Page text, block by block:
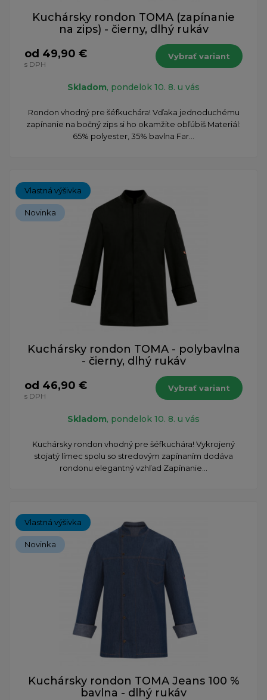
Kuchársky rondon TOMA (zapínanie
na zips) - čierny, dlhý rukáv
od 49,90 €
s DPH
Vybrať variant
Skladom, pondelok 10. 8. u vás
Rondon vhodný pre šéfkuchára! Vďaka jednoduchému
zapínanie na bočný zips si ho okamžite obľúbiš Materiál:
65% polyester, 35% bavlna Far...
Vlastná výšivka
Novinka
Kuchársky rondon TOMA - polybavlna
- čierny, dlhý rukáv
od 46,90 €
s DPH
Vybrať variant
Skladom, pondelok 10. 8. u vás
​Kuchársky rondon vhodný pre šéfkuchára! Vykrojený
stojatý límec spolu so stredovým zapínaním dodáva
rondonu elegantný vzhľad Zapínanie...
Vlastná výšivka
Novinka
Kuchársky rondon TOMA Jeans 100 %
bavlna - dlhý rukáv